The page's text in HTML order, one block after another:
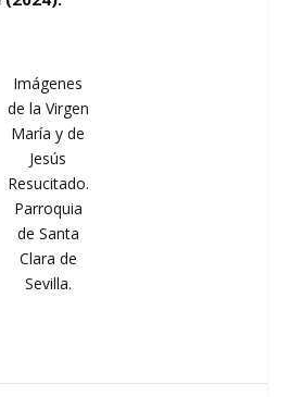
Imágenes
de la Virgen
María y de
Jesús
Resucitado.
Parroquia
de Santa
Clara de
Sevilla.